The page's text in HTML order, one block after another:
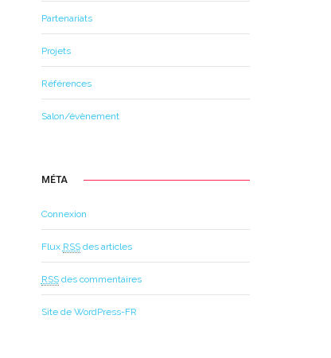
Partenariats
Projets
Références
Salon/évènement
MÉTA
Connexion
Flux RSSdes articles
RSSdes commentaires
Site de WordPress-FR